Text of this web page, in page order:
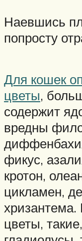
Наевшись
попросту
Для кошек
цветы,
содержит
вредны
фикус,
кротон,
цикламен,
цветы,